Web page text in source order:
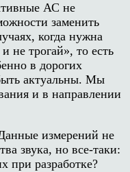
АС не
заменить
когда нужна
не трогай», то есть
в дорогих
актуальны. Мы
и в направлении
измерений не
звука, но все-таки:
при разработке?